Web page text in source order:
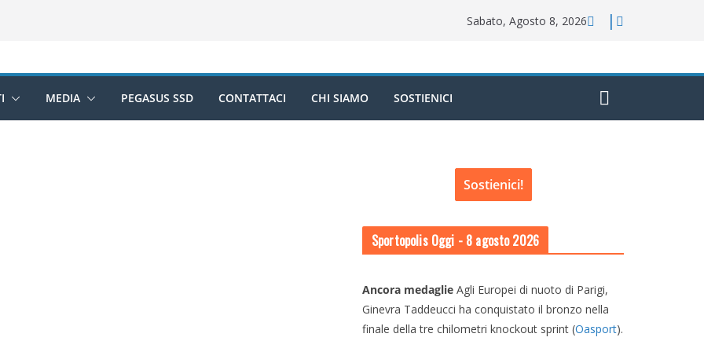
Sabato, Agosto 8, 2026
MEDIA PEGASUS SSD CONTATTACI CHI SIAMO SOSTIENICI
Sostienici!
Sportopolis Oggi - 8 agosto 2026
Ancora medaglie Agli Europei di nuoto di Parigi,
Ginevra Taddeucci ha conquistato il bronzo nella
finale della tre chilometri knockout sprint (Oasport).